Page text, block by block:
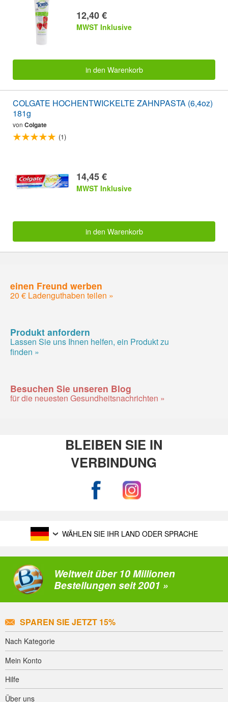
12,40 €
MWST Inklusive
in den Warenkorb
COLGATE HOCHENTWICKELTE ZAHNPASTA (6,4oz)
181g
von Colgate
(1)
14,45 €
MWST Inklusive
in den Warenkorb
einen Freund werben
20 € Ladenguthaben teilen »
Produkt anfordern
Lassen Sie uns Ihnen helfen, ein Produkt zu
finden »
Besuchen Sie unseren Blog
für die neuesten Gesundheitsnachrichten »
BLEIBEN SIE IN
VERBINDUNG
WÄHLEN SIE IHR LAND ODER SPRACHE
Weltweit über 10 Millionen
Bestellungen seit 2001 »
SPAREN SIE JETZT 15%
Nach Kategorie
Mein Konto
Hilfe
Über uns